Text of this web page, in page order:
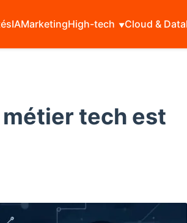
IAMarketingHigh-tech Cloud & Data
tech est